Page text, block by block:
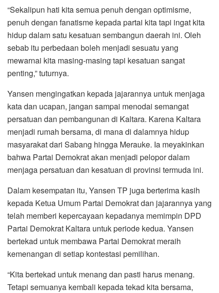
“Sekalipun hati kita semua penuh dengan optimisme,
penuh dengan fanatisme kepada partai kita tapi ingat kita
hidup dalam satu kesatuan sembangun daerah ini. Oleh
sebab itu perbedaan boleh menjadi sesuatu yang
mewarnai kita masing-masing tapi kesatuan sangat
penting,” tuturnya.
Yansen mengingatkan kepada jajarannya untuk menjaga
kata dan ucapan, jangan sampai menodai semangat
persatuan dan pembangunan di Kaltara. Karena Kaltara
menjadi rumah bersama, di mana di dalamnya hidup
masyarakat dari Sabang hingga Merauke. Ia meyakinkan
bahwa Partai Demokrat akan menjadi pelopor dalam
menjaga persatuan dan kesatuan di provinsi termuda ini.
Dalam kesempatan itu, Yansen TP juga berterima kasih
kepada Ketua Umum Partai Demokrat dan jajarannya yang
telah memberi kepercayaan kepadanya memimpin DPD
Partai Demokrat Kaltara untuk periode kedua. Yansen
bertekad untuk membawa Partai Demokrat meraih
kemenangan di setiap kontestasi pemilihan.
“Kita bertekad untuk menang dan pasti harus menang.
Tetapi semuanya kembali kepada tekad kita bersama,